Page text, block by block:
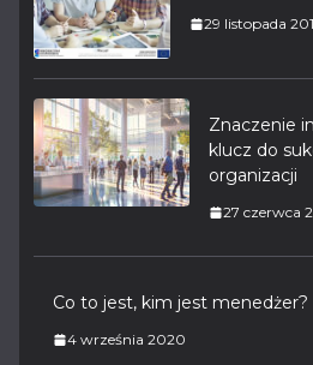
29 listopada
Znaczenie
klucz do
organizacji
27 czerwca
Co to jest, kim jest menedżer?
4 września 2020